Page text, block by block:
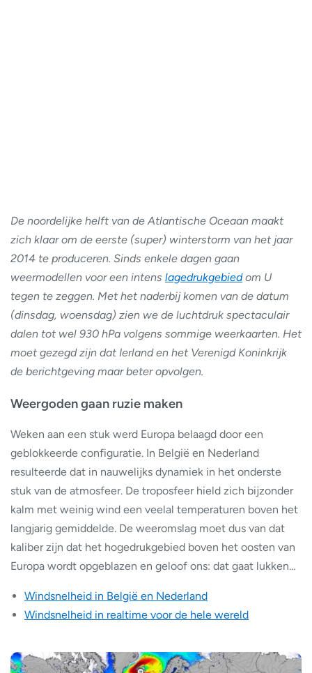
De noordelijke helft van de Atlantische Oceaan maakt
zich klaar om de eerste (super) winterstorm van het jaar
2014 te produceren. Sinds enkele dagen gaan
weermodellen voor een intens lagedrukgebiedom U
tegen te zeggen. Met het naderbij komen van de datum
(dinsdag, woensdag) zien we de luchtdruk spectaculair
dalen tot wel 930 hPa volgens sommige weerkaarten. Het
moet gezegd zijn dat Ierland en het Verenigd Koninkrijk
de berichtgeving maar beter opvolgen.
Weergoden gaan ruzie maken
Weken aan een stuk werd Europa belaagd door een
geblokkeerde configuratie. In België en Nederland
resulteerde dat in nauwelijks dynamiek in het onderste
stuk van de atmosfeer. De troposfeer hield zich bijzonder
kalm met weinig wind een veelal temperaturen boven het
langjarig gemiddelde. De weeromslag moet dus van dat
kaliber zijn dat het hogedrukgebied boven het oosten van
Europa wordt opgeblazen en geloof ons: dat gaat lukken…
Windsnelheid in België en Nederland
Windsnelheid in realtime voor de hele wereld